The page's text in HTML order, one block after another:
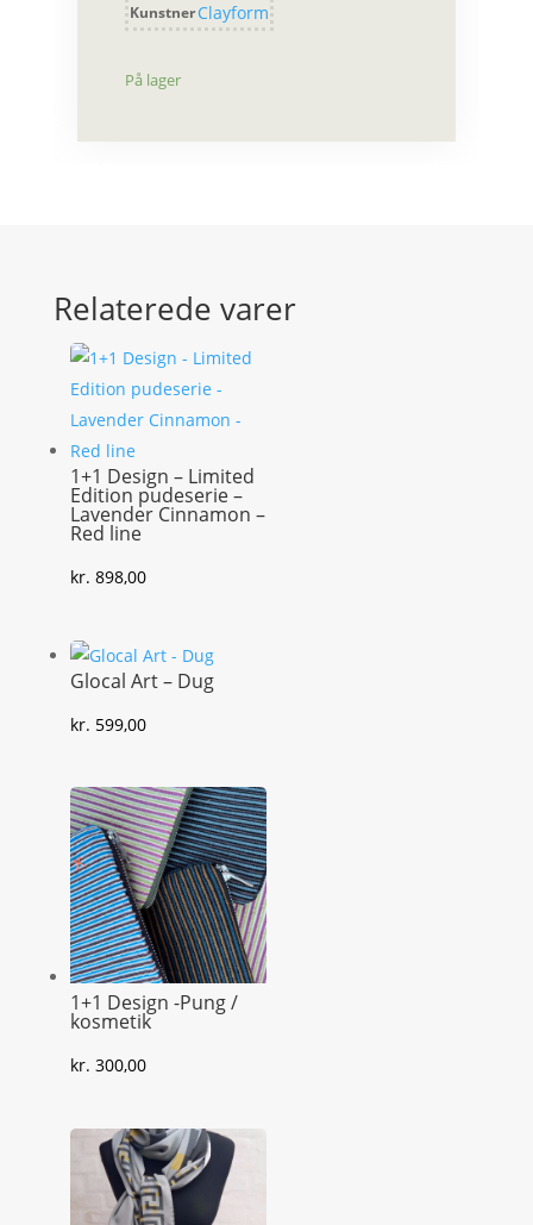
KunstnerClayform
På lager
Relaterede varer
1+1 Design – Limited
Edition pudeserie –
Lavender Cinnamon –
Red line
kr. 898,00
Glocal Art – Dug
kr. 599,00
1+1 Design -Pung /
kosmetik
kr. 300,00